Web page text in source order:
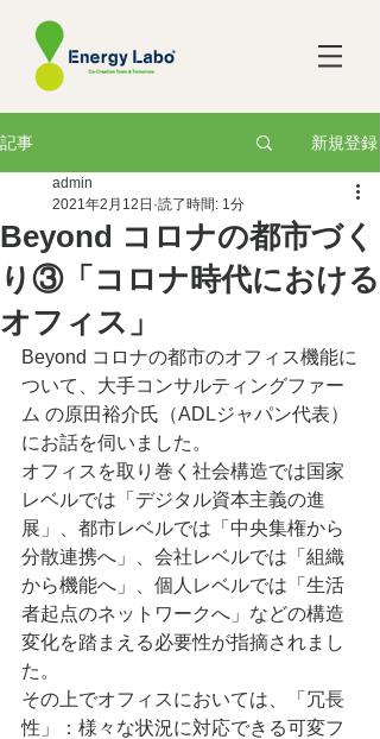
記事 新規登録
Beyond コロナの都市づく
り③「コロナ時代における
オフィス」
admin
2021年2月12日 読了時間: 1分
Beyond コロナの都市のオフィス機能に
ついて、大手コンサルティングファー
ム の原田裕介氏（ADLジャパン代表）
にお話を伺いました。
オフィスを取り巻く社会構造では国家
レベルでは「デジタル資本主義の進
展」、都市レベルでは「中央集権から
分散連携へ」、会社レベルでは「組織
から機能へ」、個人レベルでは「生活
者起点のネットワークへ」などの構造
変化を踏まえる必要性が指摘されまし
た。
その上でオフィスにおいては、「冗長
性」：様々な状況に対応できる可変フ